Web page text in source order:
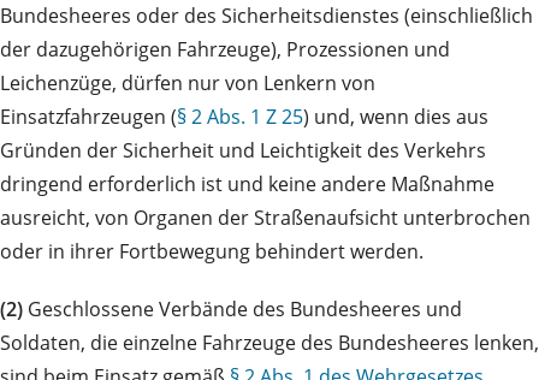
Bundesheeres oder des Sicherheitsdienstes (einschließlich
der dazugehörigen Fahrzeuge), Prozessionen und
Leichenzüge, dürfen nur von Lenkern von
Einsatzfahrzeugen (§ 2 Abs. 1 Z 25) und, wenn dies aus
Gründen der Sicherheit und Leichtigkeit des Verkehrs
dringend erforderlich ist und keine andere Maßnahme
ausreicht, von Organen der Straßenaufsicht unterbrochen
oder in ihrer Fortbewegung behindert werden.
(2) Geschlossene Verbände des Bundesheeres und
Soldaten, die einzelne Fahrzeuge des Bundesheeres lenken,